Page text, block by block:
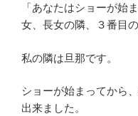
「あなたはショーが始
女、長女の隣、３番目
私の隣は旦那です。
ショーが始まってから
出来ました。